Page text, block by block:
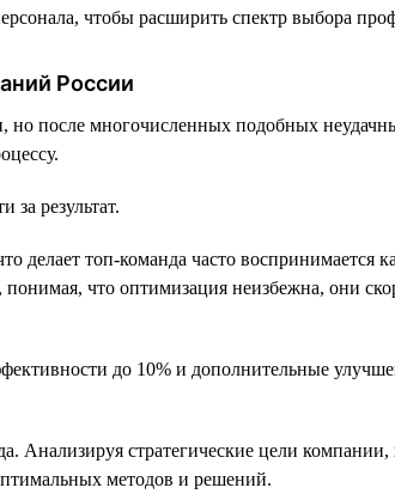
чтобы расширить спектр выбора
России
после многочисленных подобных
за результат.
делает топ-команда часто воспринимается
что оптимизация неизбежна, они
до 10% и дополнительные
Анализируя стратегические цели
методов и решений.